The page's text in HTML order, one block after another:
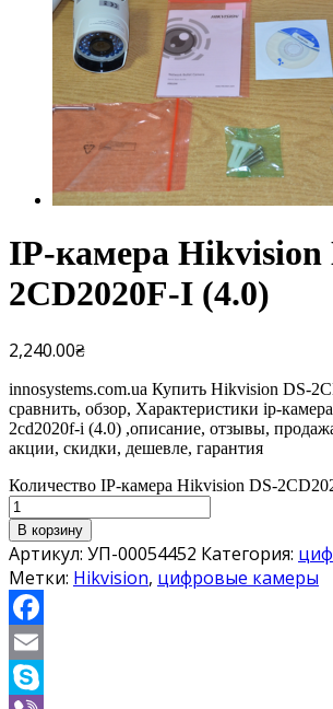
IP-камера Hikvision
2CD2020F-I (4.0)
2,240.00₴
innosystems.com.ua Купить Hikvision DS-
сравнить, обзор, Характеристики ip-
2cd2020f-i (4.0) ,описание, отзывы,
акции, скидки, дешевле, гарантия
Количество IP-камера Hikvision DS-
В корзину
Артикул: УП-00054452 Категория:
Метки: Hikvision, цифровые камеры
Facebook
Email